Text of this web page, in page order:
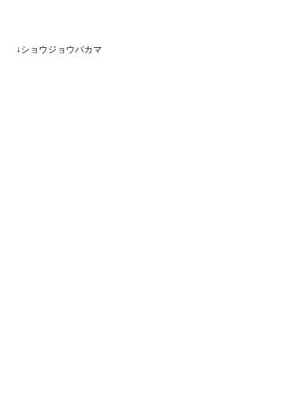
↓ショウジョウバカマ